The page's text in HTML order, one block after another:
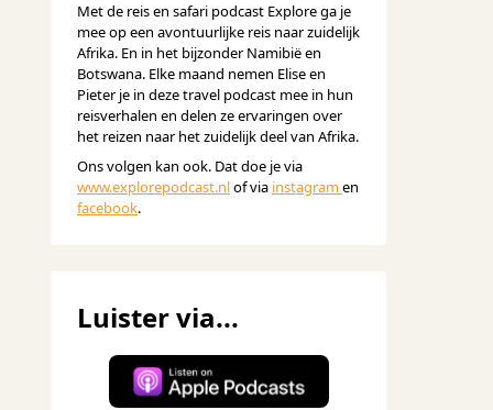
Met de reis en safari podcast Explore ga je
mee op een avontuurlijke reis naar zuidelijk
Afrika. En in het bijzonder Namibië en
Botswana. Elke maand nemen Elise en
Pieter je in deze travel podcast mee in hun
reisverhalen en delen ze ervaringen over
het reizen naar het zuidelijk deel van Afrika.
Ons volgen kan ook. Dat doe je via
www.explorepodcast.nlof via instagram en
facebook.
Luister via...